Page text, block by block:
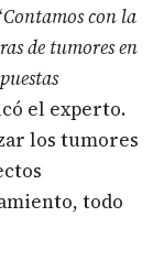
Contamos con la
de tumores en
el experto.
los tumores
todo